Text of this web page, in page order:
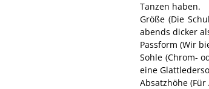
Tanzen haben.
Größe (Die
abends dicker
Passform (Wir
Sohle (Chrom-
eine
Absatzhöhe